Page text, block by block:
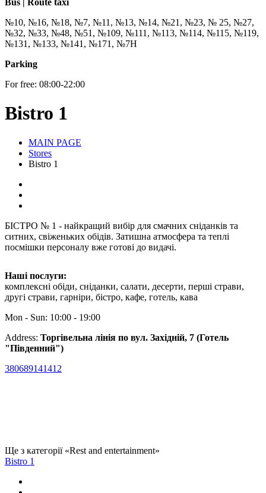
Bus | Route taxi
№10, №16, №18, №7, №11, №13, №14, №21, №23, № 25, №27,
№32, №33, №48, №51, №109, №111, №113, №114, №115, №119,
№131, №133, №141, №171, №7Н
Parking
For free: 08:00-22:00
Bistro 1
MAIN PAGE
Stores
Bistro 1
БІСТРО № 1 - найкращий вибір для смачних сніданків та
ситних, свіженьких обідів. Затишна атмосфера та теплі
посмішки персоналу вже готові до видачі.
Наші послуги:
комплексні обіди, сніданки, салати, десерти, перші страви,
другі страви, гарніри, бістро, кафе, готель, кава
Mon - Sun: 10:00 - 19:00
Address: Торгівельна лінія по вул. Західній, 7 (Готель
"Південний")
380689141412
Ще з категорії «Rest and entertainment»
Bistro 1